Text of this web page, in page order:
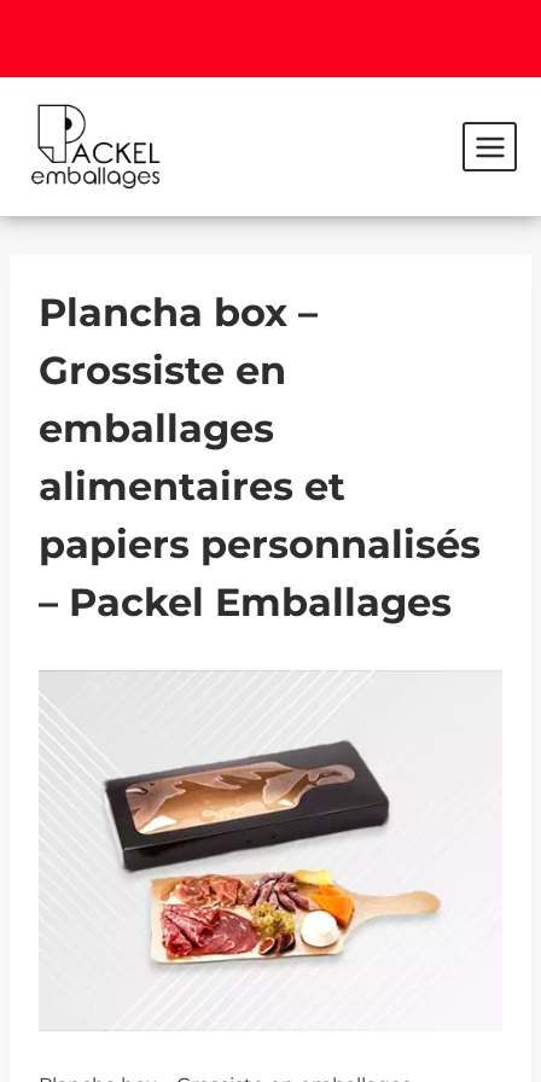
Plancha box –
Grossiste en
emballages
alimentaires et
papiers personnalisés
– Packel Emballages